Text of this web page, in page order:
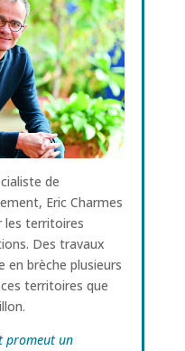
de
Eric Charmes
les territoires
Des travaux
brèche plusieurs
territoires que
promeut un